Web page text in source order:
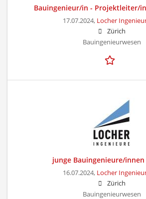
Bauingenieur/in - Projektleiter/
17.07.2024, Locher
Zürich
Bauingenieurwesen
junge Bauingenieure/innen
16.07.2024, Locher
Zürich
Bauingenieurwesen